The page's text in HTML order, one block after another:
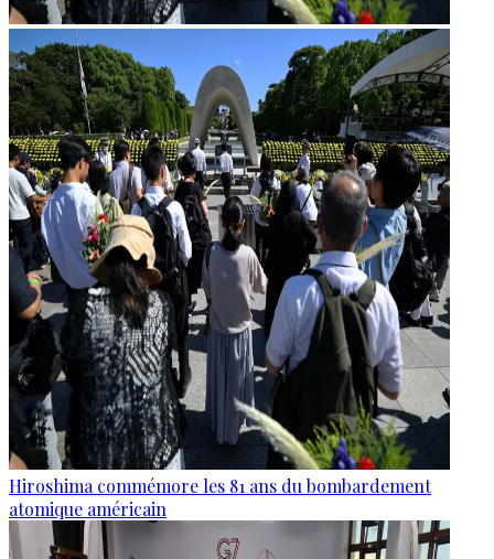
Hiroshima commémore les 81 ans du bombardement
atomique américain